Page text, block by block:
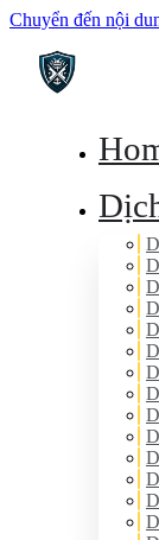
Chuyển đến nội